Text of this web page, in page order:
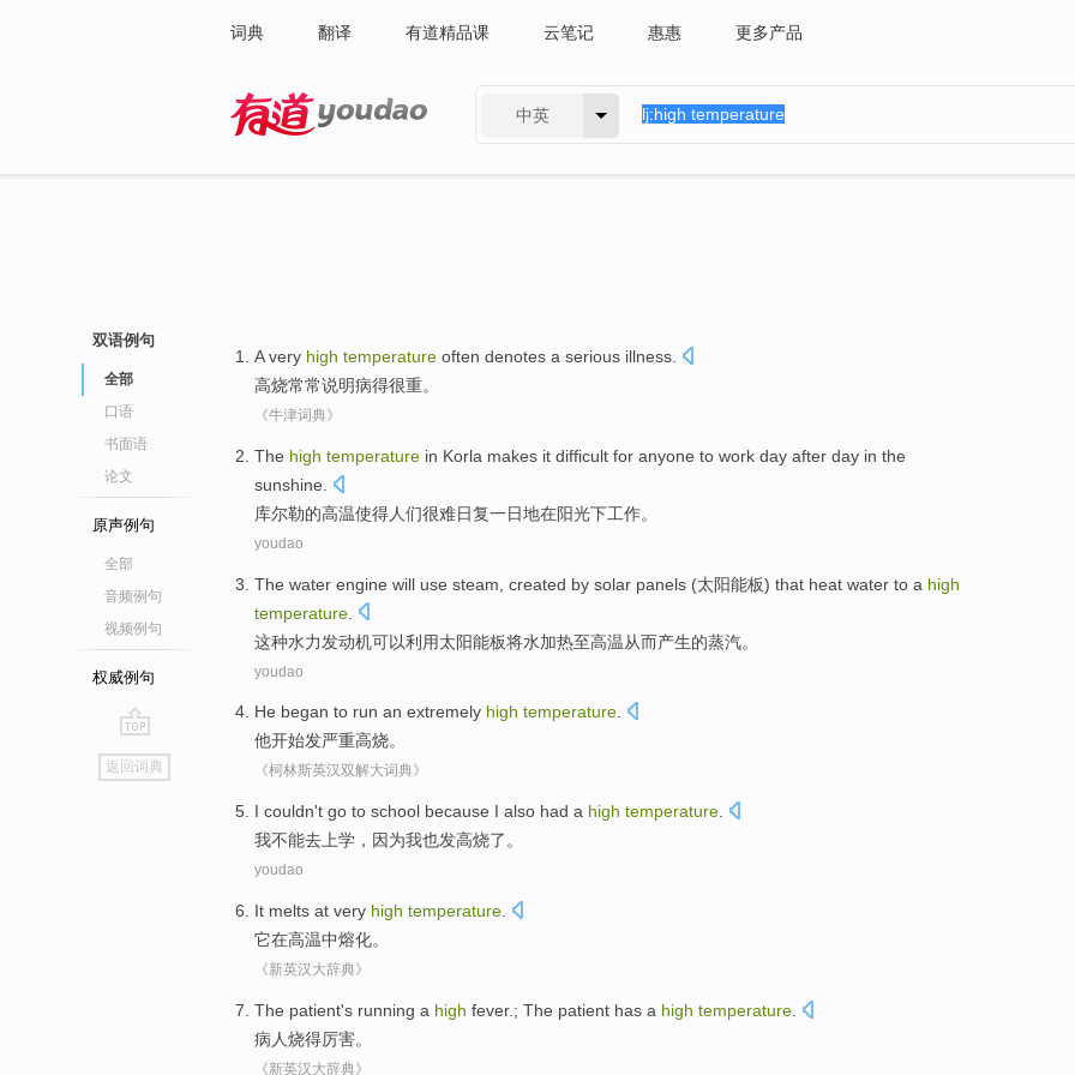
词典 翻译 有道精品课 云笔记 惠惠 更多产品
中英
双语例句
全部
口语
书面语
论文
原声例句
全部
音频例句
视频例句
权威例句
go
top
返回词典
A very high temperature often denotes a serious illness.
高烧常常说明病得很重。
《牛津词典》
The high temperature in Korla makes it difficult for anyone to work day after day in the
sunshine.
库尔勒的高温使得人们很难日复一日地在阳光下工作。
youdao
The water engine will use steam, created by solar panels (太阳能板) that heat water to a high
temperature
这种水力发动机可以利用太阳能板将水加热至高温从而产生的蒸汽。
youdao
He began to run an extremely high temperature.
他开始发严重高烧。
《柯林斯英汉双解大词典》
I couldn't go to school because I also had a high temperature
我不能去上学，因为我也发高烧了。
youdao
It melts at very high temperature
它在高温中熔化。
《新英汉大辞典》
The patient's running a high fever.; The patient has a high temperature
病人烧得厉害。
《新英汉大辞典》